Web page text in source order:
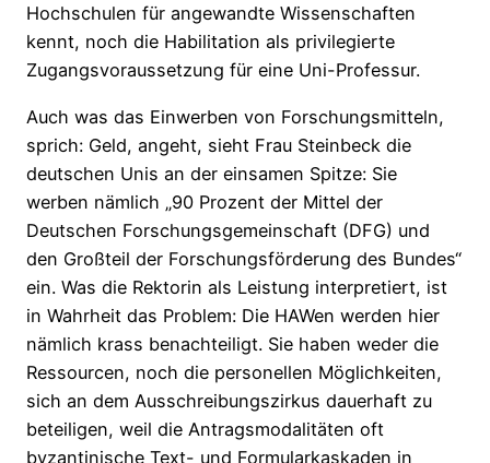
Hochschulen für angewandte Wissenschaften
kennt, noch die Habilitation als privilegierte
Zugangsvoraussetzung für eine Uni-Professur.
Auch was das Einwerben von Forschungsmitteln,
sprich: Geld, angeht, sieht Frau Steinbeck die
deutschen Unis an der einsamen Spitze: Sie
werben nämlich „90 Prozent der Mittel der
Deutschen Forschungsgemeinschaft (DFG) und
den Großteil der Forschungsförderung des Bundes“
ein. Was die Rektorin als Leistung interpretiert, ist
in Wahrheit das Problem: Die HAWen werden hier
nämlich krass benachteiligt. Sie haben weder die
Ressourcen, noch die personellen Möglichkeiten,
sich an dem Ausschreibungszirkus dauerhaft zu
beteiligen, weil die Antragsmodalitäten oft
byzantinische Text- und Formularkaskaden in